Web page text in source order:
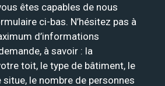
êtes capables de nous
ci-bas. N’hésitez pas à
d’informations
à savoir : la
toit, le type de bâtiment, le
le nombre de personnes